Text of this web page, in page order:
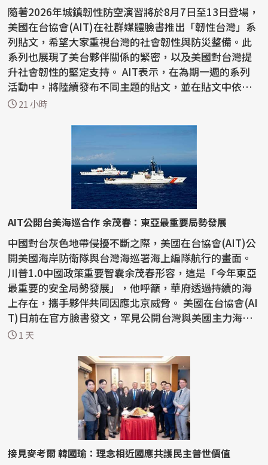
隨著2026年城鎮韌性防空演習將於8月7日至13日登場，
美國在台協會(AIT)在社群媒體臉書推出「韌性台灣」系
列貼文，希望大家重視台灣的社會韌性與防災整備。此
系列也展現了美台夥伴關係的緊密，以及美國對台灣提
升社會韌性的堅定支持。 AIT表示，在為期一週的系列
活動中，將陸續發布不同主題的貼文，並在貼文中依不
同主...
21 小時
AIT公開台美海巡合作 余茂春：東亞最重要局勢發展
中國對台灰色地帶侵擾不斷之際，美國在台協會(AIT)公
開美國海岸防衛隊與台灣海巡署海上編隊航行的畫面。
川普1.0中國政策重要智囊余茂春形容，這是「今年東亞
最重要的安全局勢發展」，他呼籲，華府透過持續的海
上存在，攜手夥伴共同因應北京威脅。 美國在台協會(AI
T)日前在官方臉書發文，罕見公開台灣與美國主力海
巡...1 天
接見麥考爾 韓國瑜：理念相近國應共護民主普世價值